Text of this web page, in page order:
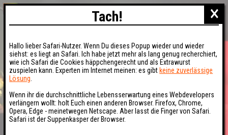
×
Tach!
Hallo lieber Safari-Nutzer. Wenn Du dieses Popup wieder und wieder
siehst: es liegt an Safari. Ich habe jetzt mehr als lang genug recherchiert,
wie ich Safari die Cookies häppchengerecht und als Extrawurst
zuspielen kann. Experten im Internet meinen: es gibt keine zuverlässige
Lösung
Wenn ihr die durchschnittliche Lebensserwartung eines Webdevelopers
verlängern wollt: holt Euch einen anderen Browser. Firefox, Chrome,
Opera, Edge - meinetwegen Netscape. Aber lasst die Finger von Safari.
Safari ist der Suppenkasper der Browser.